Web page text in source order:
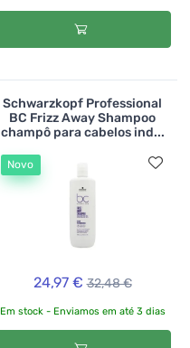
Schwarzkopf Professional
BC Frizz Away Shampoo
champô para cabelos ind...
Novo
24,97 € 32,48 €
Em stock - Enviamos em até 3 dias